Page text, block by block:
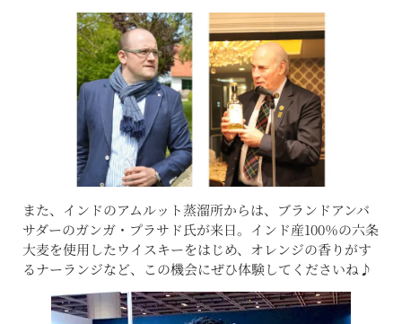
また、インドのアムルット蒸溜所からは、ブランドアンバ
サダーのガンガ・プラサド氏が来日。インド産100％の六条
大麦を使用したウイスキーをはじめ、オレンジの香りがす
るナーランジなど、この機会にぜひ体験してくださいね♪